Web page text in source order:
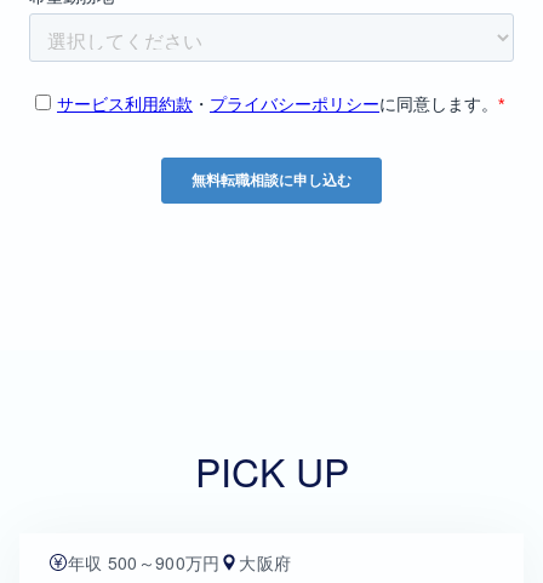
PICK UP
年収 500～900万円 大阪府